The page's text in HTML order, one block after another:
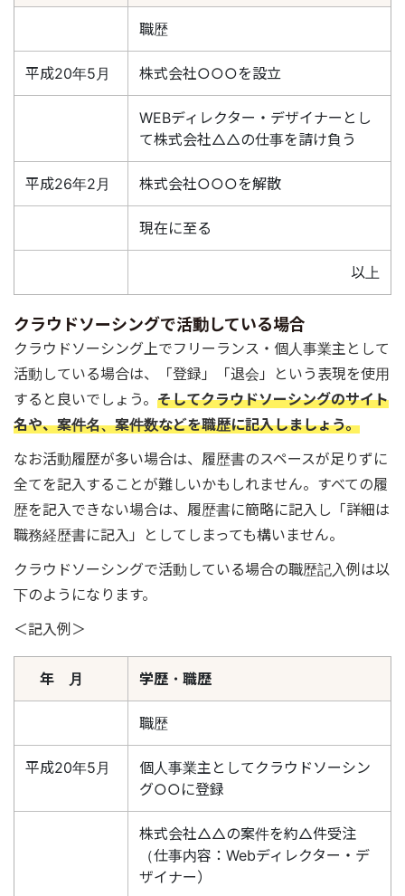
職歴
平成20年5月 株式会社○○○を設立
WEBディレクター・デザイナーとし
て株式会社△△の仕事を請け負う
平成26年2月 株式会社○○○を解散
現在に至る
以上
クラウドソーシングで活動している場合
クラウドソーシング上でフリーランス・個人事業主として
活動している場合は、「登録」「退会」という表現を使用
すると良いでしょう。 そしてクラウドソーシングのサイト
名や、案件名、案件数などを職歴に記入しましょう。
なお活動履歴が多い場合は、履歴書のスペースが足りずに
全てを記入することが難しいかもしれません。すべての履
歴を記入できない場合は、履歴書に簡略に記入し「詳細は
職務経歴書に記入」としてしまっても構いません。
クラウドソーシングで活動している場合の職歴記入例は以
下のようになります。
＜記入例＞
年 月 学歴・職歴
職歴
平成20年5月
個人事業主としてクラウドソーシン
グ○○に登録
株式会社△△の案件を約△件受注
（仕事内容：Webディレクター・デ
ザイナー）